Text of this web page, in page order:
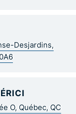
Desjardins,
O, Québec, QC